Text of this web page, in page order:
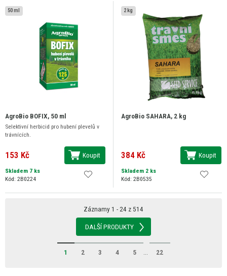
50 ml
AgroBio BOFIX, 50 ml
Selektivní herbicid pro hubení plevelů v
trávnících.
153 Kč Koupit
Skladem 7 ks
Kód: 2B0224
2 kg
AgroBio SAHARA, 2 kg
384 Kč Koupit
Skladem 2 ks
Kód: 2B0535
Záznamy 1 - 24 z 514
DALŠÍ PRODUKTY
1 2 3 4 5 ... 22